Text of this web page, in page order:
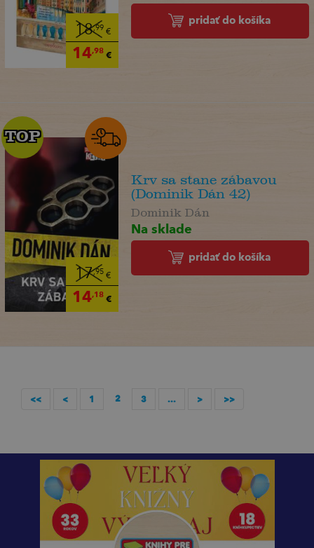
18,99 €
14,98€
pridať do košíka
17,95€
14,18€
TOP
TOP
Krv sa stane zábavou
(Dominik Dán 42)
Dominik Dán
Na sklade
pridať do košíka
<< < 1 2 3 ... > >>